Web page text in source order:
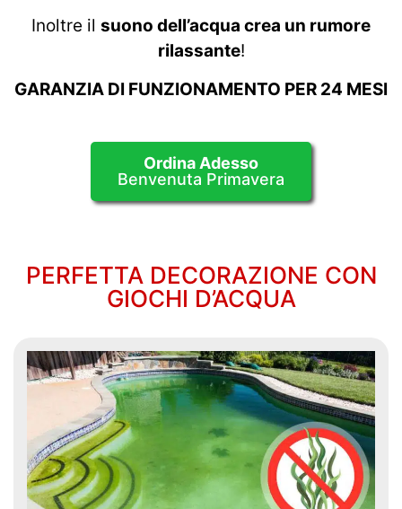
Inoltre il suono dell’acqua crea un rumore
rilassante!
GARANZIA DI FUNZIONAMENTO PER 24 MESI
Ordina Adesso
Benvenuta Primavera
PERFETTA DECORAZIONE CON
GIOCHI D’ACQUA